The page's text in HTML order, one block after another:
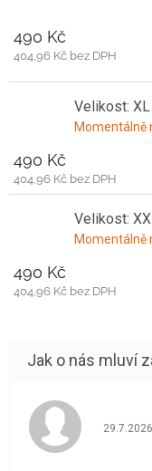
490 Kč
404,96 Kč bez DPH
Velikost: XL
Momentálně
490 Kč
404,96 Kč bez DPH
Velikost:
Momentálně
490 Kč
404,96 Kč bez DPH
29.7.2026